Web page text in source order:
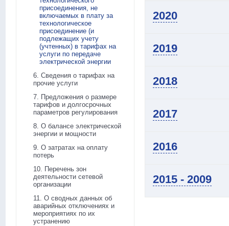
присоединения, не
включаемых в плату за
технологическое
присоединение (и
подлежащих учету
(учтенных) в тарифах на
услуги по передаче
электрической энергии
6. Сведения о тарифах на
прочие услуги
7. Предложения о размере
тарифов и долгосрочных
параметров регулирования
8. О балансе электрической
энергии и мощности
9. О затратах на оплату
потерь
10. Перечень зон
деятельности сетевой
организации
11. О сводных данных об
аварийных отключениях и
мероприятиях по их
устранению
2020
2019
2018
2017
2016
2015 - 2009